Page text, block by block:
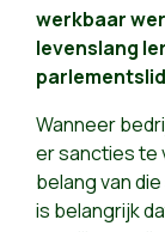
werkbaar
levenslang
parlementslid
Wanneer
er sancties te
belang van
is belangrijk